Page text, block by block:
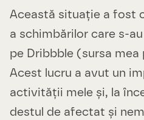
Această situație a fost
a schimbărilor care s-
pe Dribbble (sursa
Acest lucru a avut un
activității mele și, la
destul de afectat și